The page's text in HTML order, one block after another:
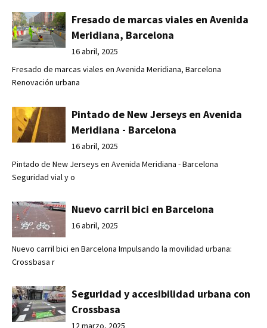
Fresado de marcas viales en Avenida
Meridiana, Barcelona
16 abril, 2025
Fresado de marcas viales en Avenida Meridiana, Barcelona
Renovación urbana
Pintado de New Jerseys en Avenida
Meridiana - Barcelona
16 abril, 2025
Pintado de New Jerseys en Avenida Meridiana - Barcelona
Seguridad vial y o
Nuevo carril bici en Barcelona
16 abril, 2025
Nuevo carril bici en Barcelona Impulsando la movilidad urbana:
Crossbasa r
Seguridad y accesibilidad urbana con
Crossbasa
12 marzo, 2025